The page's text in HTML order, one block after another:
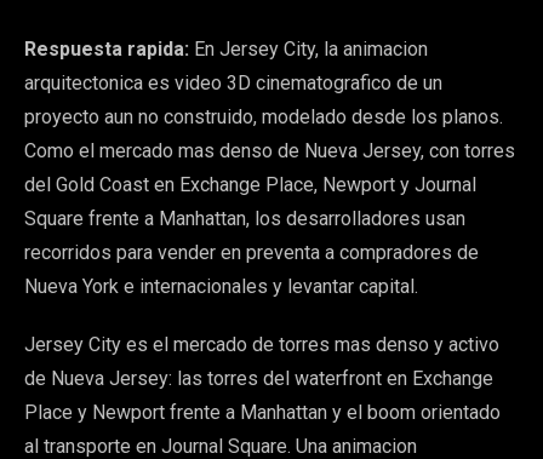
Respuesta rapida: En Jersey City, la animacion
arquitectonica es video 3D cinematografico de un
proyecto aun no construido, modelado desde los planos.
Como el mercado mas denso de Nueva Jersey, con torres
del Gold Coast en Exchange Place, Newport y Journal
Square frente a Manhattan, los desarrolladores usan
recorridos para vender en preventa a compradores de
Nueva York e internacionales y levantar capital.
Jersey City es el mercado de torres mas denso y activo
de Nueva Jersey: las torres del waterfront en Exchange
Place y Newport frente a Manhattan y el boom orientado
al transporte en Journal Square. Una animacion